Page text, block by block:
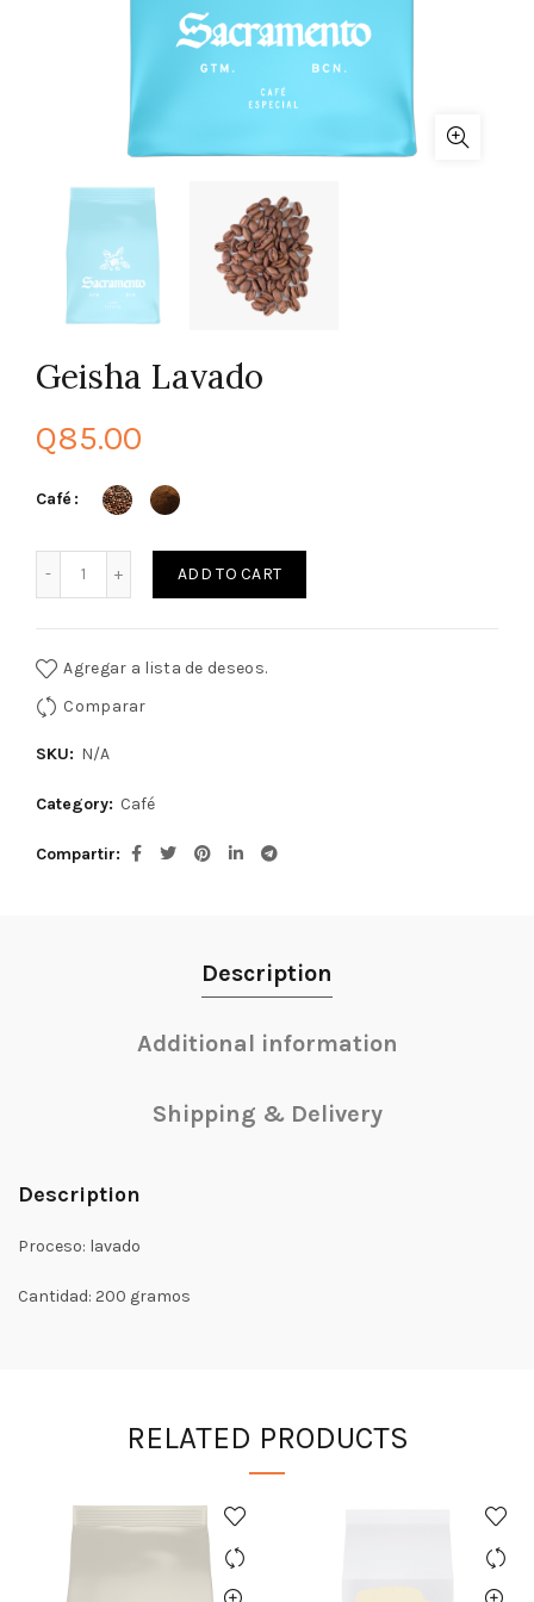
Geisha Lavado
Q85.00
Café
ADD TO CART
Agregar a lista de deseos.
Comparar
SKU: N/A
Category: Café
Compartir
Description
Additional information
Shipping & Delivery
Description
Proceso: lavado
Cantidad: 200 gramos
RELATED PRODUCTS